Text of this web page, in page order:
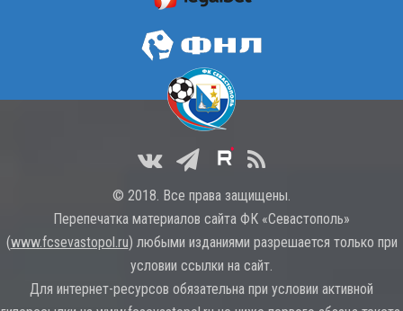
© 2018. Все права защищены.
Перепечатка материалов сайта ФК «Севастополь»
(www.fcsevastopol.ru) любыми изданиями разрешается только при
условии ссылки на сайт.
Для интернет-ресурсов обязательна при условии активной